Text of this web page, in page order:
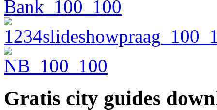
Gratis city guides